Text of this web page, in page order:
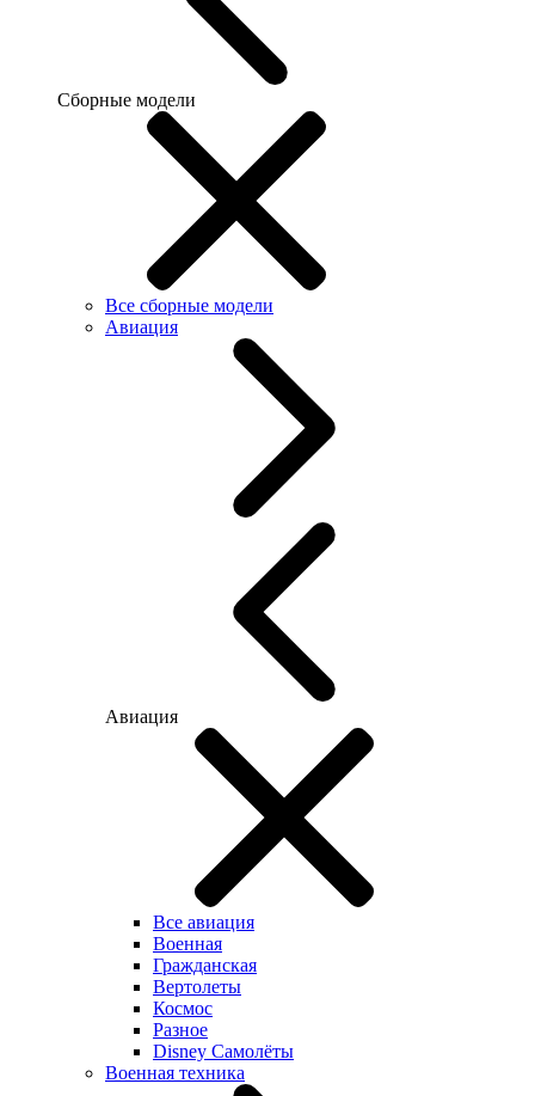
Сборные модели
Все сборные модели
Авиация
Авиация
Все авиация
Военная
Гражданская
Вертолеты
Космос
Разное
Disney Самолёты
Военная техника